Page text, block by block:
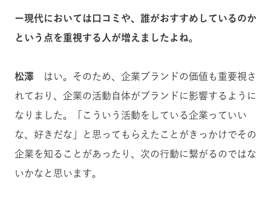
ー現代においては口コミや、誰がおすすめしているのか
という点を重視する人が増えましたよね。
松澤 はい。そのため、企業ブランドの価値も重要視さ
れており、企業の活動自体がブランドに影響するように
なりました。「こういう活動をしている企業っていい
な、好きだな」と思ってもらえたことがきっかけでその
企業を知ることがあったり、次の行動に繋がるのではな
いかなと思います。